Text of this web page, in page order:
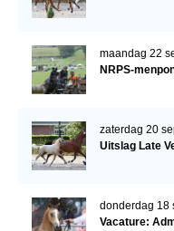
maandag 22
NRPS-
zaterdag 20
Uitslag Late
donderdag 18
Vacature: